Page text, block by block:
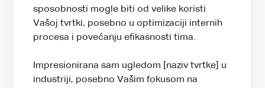
sposobnosti mogle biti od velike koristi
Vašoj tvrtki, posebno u optimizaciji internih
procesa i povećanju efikasnosti tima.
Impresionirana sam ugledom [naziv tvrtke] u
industriji, posebno Vašim fokusom na